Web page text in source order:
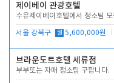
제이베이 관광호텔
수유제이베이호텔에서 청소팀
서울 강북구 월 5,600,000원
브라운도트호텔 세류점
부부또는 자매 청소팀 구합니다.